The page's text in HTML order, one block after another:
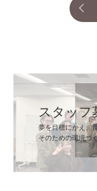
スタッフ
夢を目標にかえ、
そのための環境づ